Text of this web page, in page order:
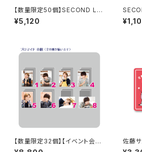
【数量限定50個】SECOND LIN
E Presents みんなに会いに行
くよ! 第46回 in 静岡 開催記念
¥5,120
んな
静岡
【数量限定32個】【イベント会場
特典付き】SECOND LINE Pre
佐藤
んなに